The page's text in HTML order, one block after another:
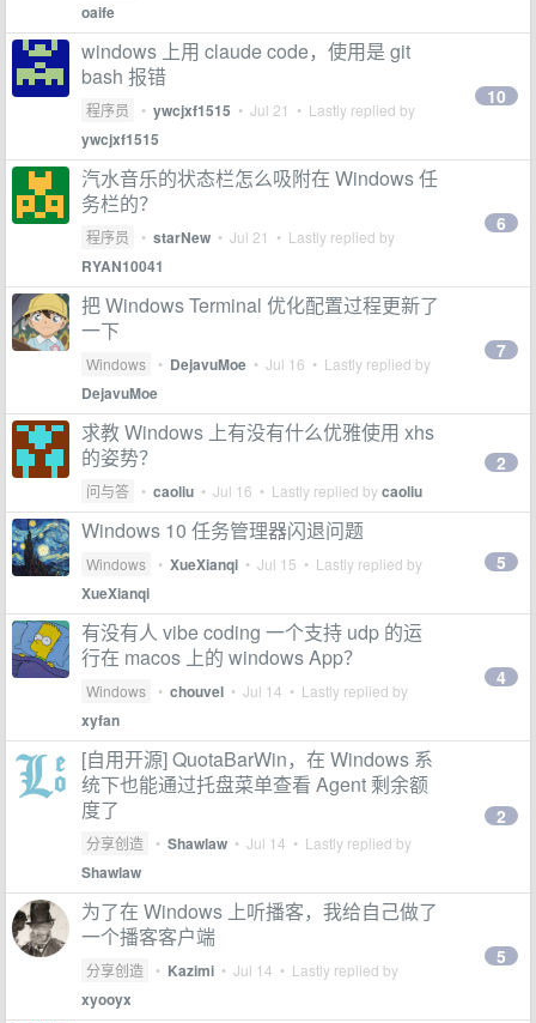
oaife
windows 上用 claude code，使用是 git
bash 报错
程序员 • ywcjxf1515 • Jul 21 • Lastly replied by
ywcjxf1515
10
汽水音乐的状态栏怎么吸附在 Windows 任
务栏的？
程序员 • starNew • Jul 21 • Lastly replied by
RYAN10041
6
把 Windows Terminal 优化配置过程更新了
一下
Windows • DejavuMoe • Jul 16 • Lastly replied by
DejavuMoe
7
求教 Windows 上有没有什么优雅使用 xhs
的姿势？
问与答 • caoliu • Jul 16 • Lastly replied bycaoliu
2
Windows 10 任务管理器闪退问题
Windows • XueXianqi • Jul 15 • Lastly replied by
XueXianqi
5
有没有人 vibe coding 一个支持 udp 的运
行在 macos 上的 windows App？
Windows • chouvel • Jul 14 • Lastly replied by
xyfan
4
[自用开源] QuotaBarWin，在 Windows 系
统下也能通过托盘菜单查看 Agent 剩余额
度了
分享创造 • Shawlaw • Jul 14 • Lastly replied by
Shawlaw
2
为了在 Windows 上听播客，我给自己做了
一个播客客户端
分享创造 • Kazimi • Jul 14 • Lastly replied by
xyooyx
5